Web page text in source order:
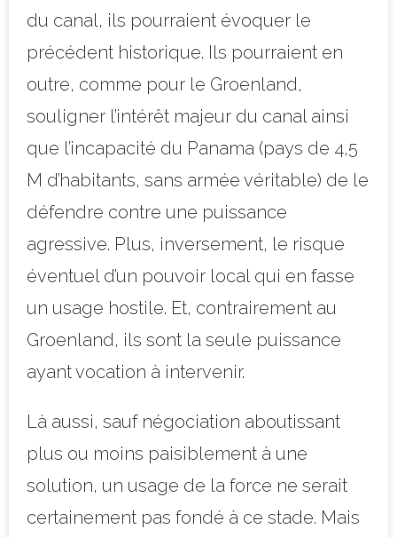
du canal, ils pourraient évoquer le
précédent historique. Ils pourraient en
outre, comme pour le Groenland,
souligner l’intérêt majeur du canal ainsi
que l’incapacité du Panama (pays de 4,5
M d’habitants, sans armée véritable) de le
défendre contre une puissance
agressive. Plus, inversement, le risque
éventuel d’un pouvoir local qui en fasse
un usage hostile. Et, contrairement au
Groenland, ils sont la seule puissance
ayant vocation à intervenir.
Là aussi, sauf négociation aboutissant
plus ou moins paisiblement à une
solution, un usage de la force ne serait
certainement pas fondé à ce stade. Mais